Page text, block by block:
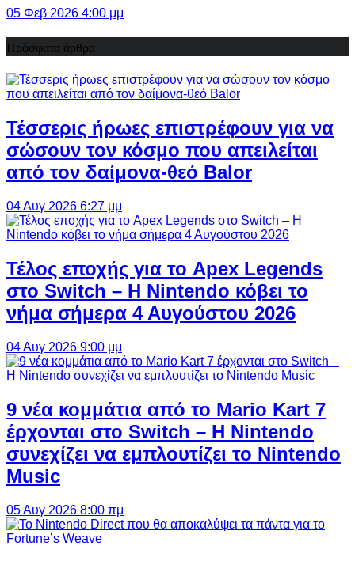
05 Φεβ 2026 4:00 μμ
Πρόσφατα άρθρα
Τέσσερις ήρωες επιστρέφουν για να
σώσουν τον κόσμο που απειλείται
από τον δαίμονα-θεό Balor
04 Αυγ 2026 6:27 μμ
Τέλος εποχής για το Apex Legends
στο Switch – Η Nintendo κόβει το
νήμα σήμερα 4 Αυγούστου 2026
04 Αυγ 2026 9:00 μμ
9 νέα κομμάτια από το Mario Kart 7
έρχονται στο Switch – Η Nintendo
συνεχίζει να εμπλουτίζει το Nintendo
Music
05 Αυγ 2026 8:00 πμ